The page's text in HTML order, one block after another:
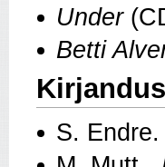
Under
Betti
Kirjandus
S. Endre.